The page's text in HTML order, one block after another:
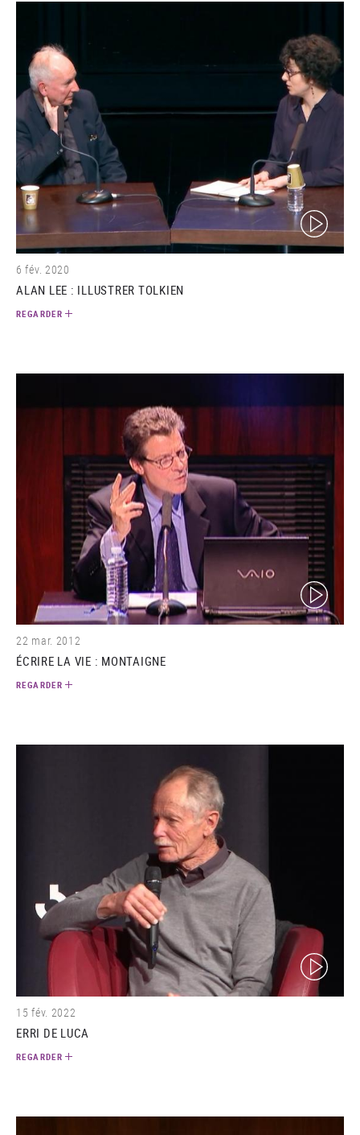
(video)
6 fév. 2020
ALAN LEE : ILLUSTRER TOLKIEN
REGARDER
(video)
22 mar. 2012
ÉCRIRE LA VIE : MONTAIGNE
REGARDER
(video)
15 fév. 2022
ERRI DE LUCA
REGARDER